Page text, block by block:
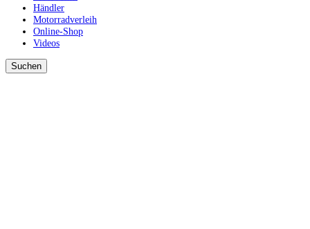
Händler
Motorradverleih
Online-Shop
Videos
Suchen